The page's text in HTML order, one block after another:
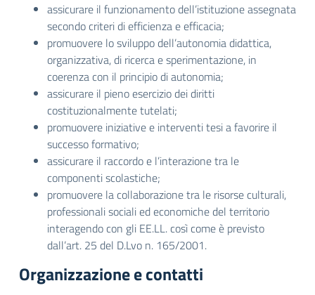
assicurare il funzionamento dell’istituzione assegnata
secondo criteri di efficienza e efficacia;
promuovere lo sviluppo dell’autonomia didattica,
organizzativa, di ricerca e sperimentazione, in
coerenza con il principio di autonomia;
assicurare il pieno esercizio dei diritti
costituzionalmente tutelati;
promuovere iniziative e interventi tesi a favorire il
successo formativo;
assicurare il raccordo e l’interazione tra le
componenti scolastiche;
promuovere la collaborazione tra le risorse culturali,
professionali sociali ed economiche del territorio
interagendo con gli EE.LL. così come è previsto
dall’art. 25 del D.Lvo n. 165/2001.
Organizzazione e contatti